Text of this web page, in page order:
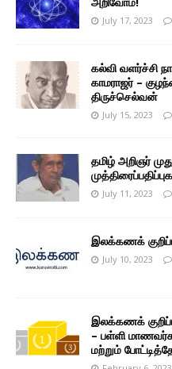
July 17, 2023
கல்வி வளர்ச்சி
காமராஜர் –
திருச்செல்வன்
July 15, 2023
தமிழ் அறிஞர்
July 11, 2023
இலக்கணக்
July 10, 2023
இலக்கணக்
– பள்ளி
மற்றும்